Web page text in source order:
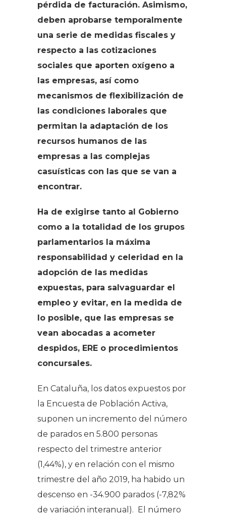
pérdida de facturación. Asimismo,
deben aprobarse temporalmente
una serie de medidas fiscales y
respecto a las cotizaciones
sociales que aporten oxígeno a
las empresas, así como
mecanismos de flexibilización de
las condiciones laborales que
permitan la adaptación de los
recursos humanos de las
empresas a las complejas
casuísticas con las que se van a
encontrar.
Ha de exigirse tanto al Gobierno
como a la totalidad de los grupos
parlamentarios la máxima
responsabilidad y celeridad en la
adopción de las medidas
expuestas, para salvaguardar el
empleo y evitar, en la medida de
lo posible, que las empresas se
vean abocadas a acometer
despidos, ERE o procedimientos
concursales.
En Cataluña, los datos expuestos por
la Encuesta de Población Activa,
suponen un incremento del número
de parados en 5.800 personas
respecto del trimestre anterior
(1,44%), y en relación con el mismo
trimestre del año 2019, ha habido un
descenso en -34.900 parados (-7,82%
de variación interanual). El número